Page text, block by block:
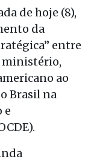
de hoje (8),
da
entre
ministério,
ao
Brasil na
e